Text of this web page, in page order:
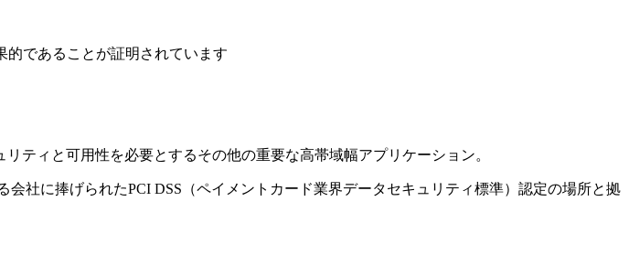
的であることが証明されています
ティと可用性を必要とするその他の重要な高帯域幅アプリケーション。
社に捧げられたPCI DSS（ペイメントカード業界データセキュリティ標準）認定の場所と拠